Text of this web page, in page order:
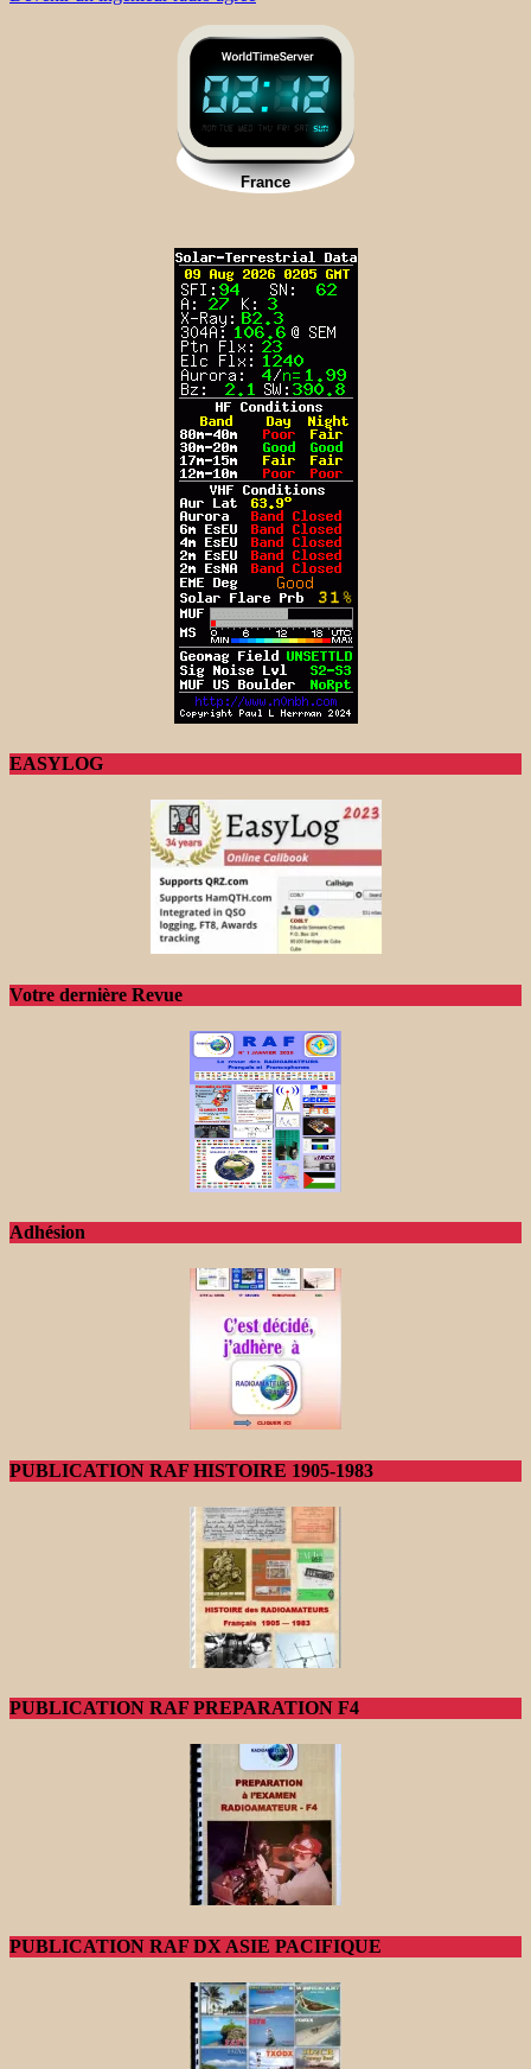
EASYLOG
Votre dernière Revue
Adhésion
PUBLICATION RAF HISTOIRE 1905-1983
PUBLICATION RAF PREPARATION F4
PUBLICATION RAF DX ASIE PACIFIQUE